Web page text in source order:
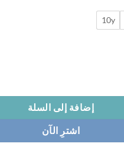
10y
إضافة إلى السلة
اشترِ الآن